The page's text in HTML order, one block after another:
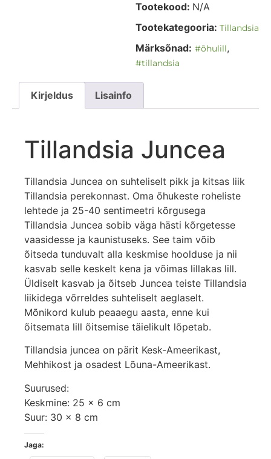
Tootekood: N/A
Tootekategooria: Tillandsia
Märksõnad: #õhulill,
#tillandsia
Kirjeldus Lisainfo
Tillandsia Juncea
Tillandsia Juncea on suhteliselt pikk ja kitsas liik
Tillandsia perekonnast. Oma õhukeste roheliste
lehtede ja 25-40 sentimeetri kõrgusega
Tillandsia Juncea sobib väga hästi kõrgetesse
vaasidesse ja kaunistuseks. See taim võib
õitseda tunduvalt alla keskmise hoolduse ja nii
kasvab selle keskelt kena ja võimas lillakas lill.
Üldiselt kasvab ja õitseb Juncea teiste Tillandsia
liikidega võrreldes suhteliselt aeglaselt.
Mõnikord kulub peaaegu aasta, enne kui
õitsemata lill õitsemise täielikult lõpetab.
Tillandsia juncea on pärit Kesk-Ameerikast,
Mehhikost ja osadest Lõuna-Ameerikast.
Suurused:
Keskmine: 25 x 6 cm
Suur: 30 x 8 cm
Jaga: